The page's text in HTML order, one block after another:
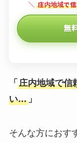
＼ 庄内地域で
無
「 庄内地域で信
い…」
そんな方におす